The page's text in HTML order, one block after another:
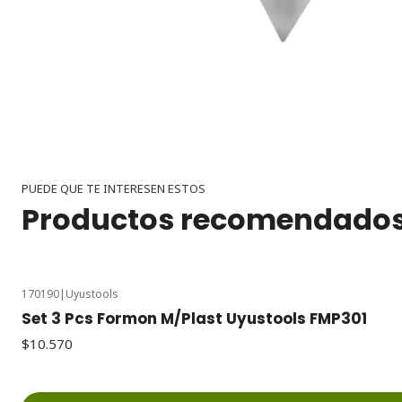
PUEDE QUE TE INTERESEN ESTOS
Productos
170190| Uyustools
Set 3 Pcs Formon M/Plast Uyustools FMP301
$10.570